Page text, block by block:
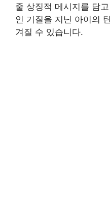
줄 상징적 메시지를 담
인 기질을 지닌 아이의
겨질 수 있습니다.